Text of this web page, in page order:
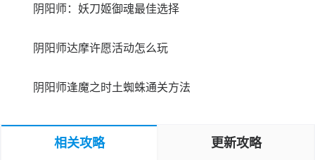
阴阳师：妖刀姬御魂最佳选择
阴阳师达摩许愿活动怎么玩
阴阳师逢魔之时土蜘蛛通关方法
相关攻略 更新攻略